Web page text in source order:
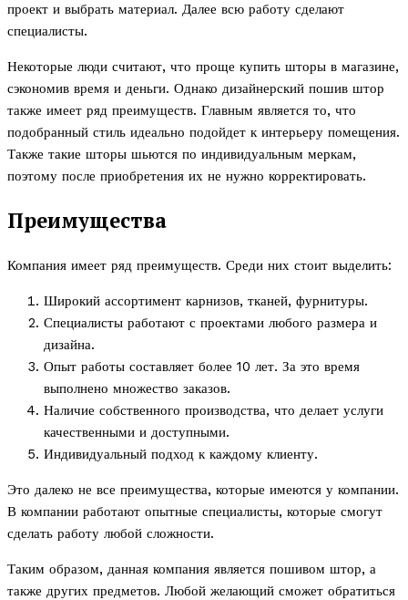
проект и выбрать материал. Далее всю работу сделают
специалисты.
Некоторые люди считают, что проще купить шторы в магазине,
сэкономив время и деньги. Однако дизайнерский пошив штор
также имеет ряд преимуществ. Главным является то, что
подобранный стиль идеально подойдет к интерьеру помещения.
Также такие шторы шьются по индивидуальным меркам,
поэтому после приобретения их не нужно корректировать.
Преимущества
Компания имеет ряд преимуществ. Среди них стоит выделить:
Широкий ассортимент карнизов, тканей, фурнитуры.
Специалисты работают с проектами любого размера и
дизайна.
Опыт работы составляет более 10 лет. За это время
выполнено множество заказов.
Наличие собственного производства, что делает услуги
качественными и доступными.
Индивидуальный подход к каждому клиенту.
Это далеко не все преимущества, которые имеются у компании.
В компании работают опытные специалисты, которые смогут
сделать работу любой сложности.
Таким образом, данная компания является пошивом штор, а
также других предметов. Любой желающий сможет обратиться